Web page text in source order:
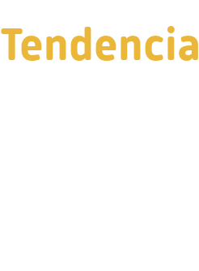
Tendencia